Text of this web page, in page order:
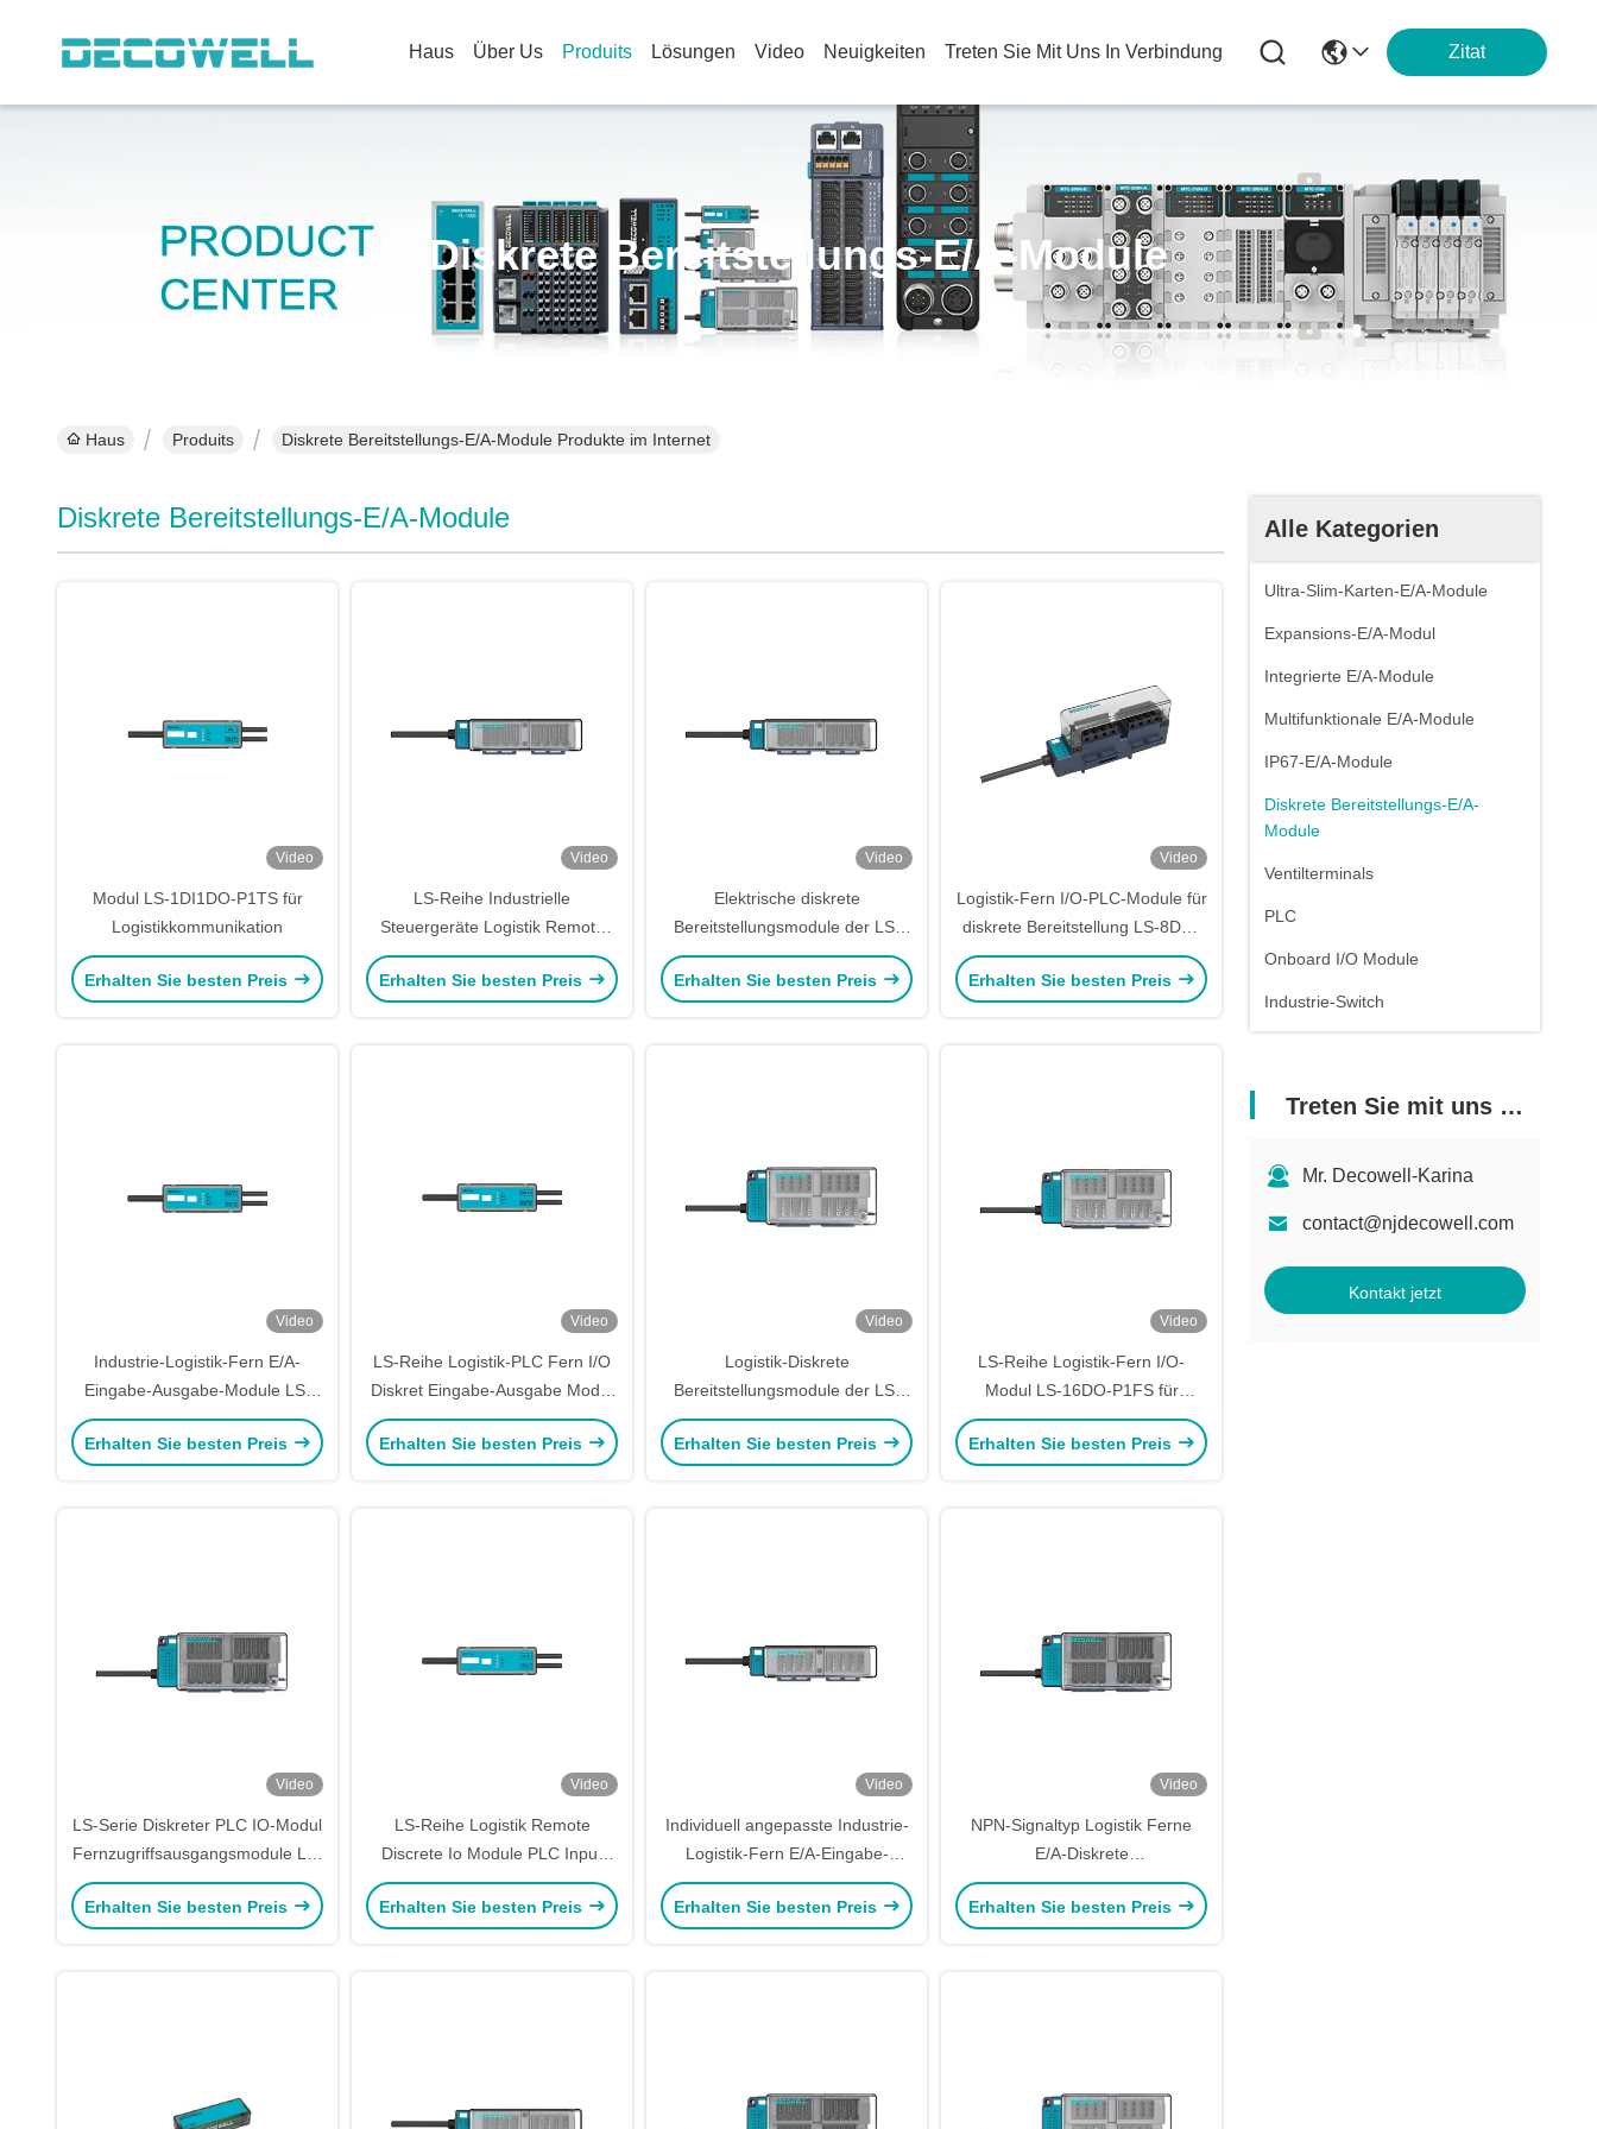
Haus Über Us Produits Lösungen Video Neuigkeiten Treten Sie Mit Uns In Verbindung Zitat
Diskrete Bereitstellungs-E/A-Module
Haus Produits Diskrete Bereitstellungs-E/A-Module Produkte im Internet
Alle Kategorien
Ultra-Slim-Karten-E/A-Module
Expansions-E/A-Modul
Integrierte E/A-Module
Multifunktionale E/A-Module
IP67-E/A-Module
Diskrete Bereitstellungs-E/A-
Module
Ventilterminals
PLC
Onboard I/O Module
Industrie-Switch
Treten Sie mit uns in Verbindung
Mr. Decowell-Karina
contact@njdecowell.com
Kontakt jetzt
Diskrete Bereitstellungs-E/A-Module
Video
Modul LS-1DI1DO-P1TS für
Logistikkommunikation
Erhalten Sie besten Preis
Video
LS-Reihe Industrielle
Steuergeräte Logistik Remote
Discrete Io Module LS-4DI4DO-
P2FS
Erhalten Sie besten Preis
Video
Elektrische diskrete
Bereitstellungsmodule der LS-
Serie Fern I/O-Modul LS-8DI-
N2FS
Erhalten Sie besten Preis
Video
Logistik-Fern I/O-PLC-Module für
diskrete Bereitstellung LS-8DO-
N2FS LS-Serie
Erhalten Sie besten Preis
Video
Industrie-Logistik-Fern E/A-
Eingabe-Ausgabe-Module LS-
Serie LS-2DO-P1TS
Erhalten Sie besten Preis
Video
LS-Reihe Logistik-PLC Fern I/O
Diskret Eingabe-Ausgabe Modul
LS-2DO-N1TS
Erhalten Sie besten Preis
Video
Logistik-Diskrete
Bereitstellungsmodule der LS-
Serie Fern-E/A-Modul LS-
8DI8DO-N1FS
Erhalten Sie besten Preis
Video
LS-Reihe Logistik-Fern I/O-
Modul LS-16DO-P1FS für
Automatisierungsanwendungen
Erhalten Sie besten Preis
Video
LS-Serie Diskreter PLC IO-Modul
Fernzugriffsausgangsmodule LS-
16DI-N2FS
Erhalten Sie besten Preis
Video
LS-Reihe Logistik Remote
Discrete Io Module PLC Input
Output Modul LS-2DI-N1TS
Erhalten Sie besten Preis
Video
Individuell angepasste Industrie-
Logistik-Fern E/A-Eingabe-
Ausgabe-Modul LS-8DO-P1FS
LS-Serie
Erhalten Sie besten Preis
Video
NPN-Signaltyp Logistik Ferne
E/A-Diskrete
Bereitstellungsmodule LS-16DO-
N2FS LS-Serie
Erhalten Sie besten Preis